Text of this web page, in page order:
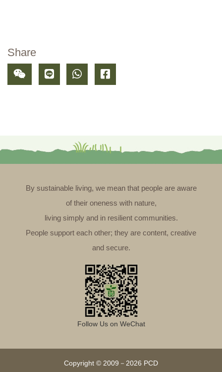
Share
By sustainable living, we mean that people are aware
of their oneness with nature,
living simply and in resilient communities.
People support each other; they are content, creative
and secure.
Follow Us on WeChat
Copyright © 2009－2026 PCD